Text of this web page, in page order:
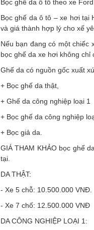
Bọc ghế da ô tô theo xe
Bọc ghế da ô tô – xe hơi tại
và giá thành hợp lý cho xế
Nếu bạn đang có một chiếc
bọc ghế da xe hơi không chỉ
Ghế da có nguồn gốc xuất
+ Bọc ghế da thật,
+ Ghế da công nghiệp loại 1
+ Bọc ghế da công nghiệp
+ Bọc giả da.
GIÁ THAM KHẢO bọc ghế
tại.
DA THẬT:
- Xe 5 chỗ: 10.500.000 VNĐ.
- Xe 7 chố: 12.500.000 VNĐ
DA CÔNG NGHIỆP LOẠI 1: